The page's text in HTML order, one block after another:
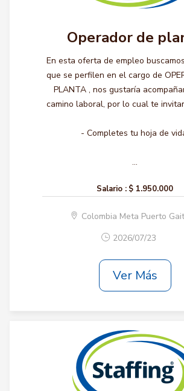
Operador de
En esta oferta de empleo
que se perfilen en el cargo de
PLANTA , nos gustaría
camino laboral, por lo cual te
- Completes tu hoja de
...
Salario : $ 1.950.000
Colombia Meta Puerto
2026/07/23
Ver Más